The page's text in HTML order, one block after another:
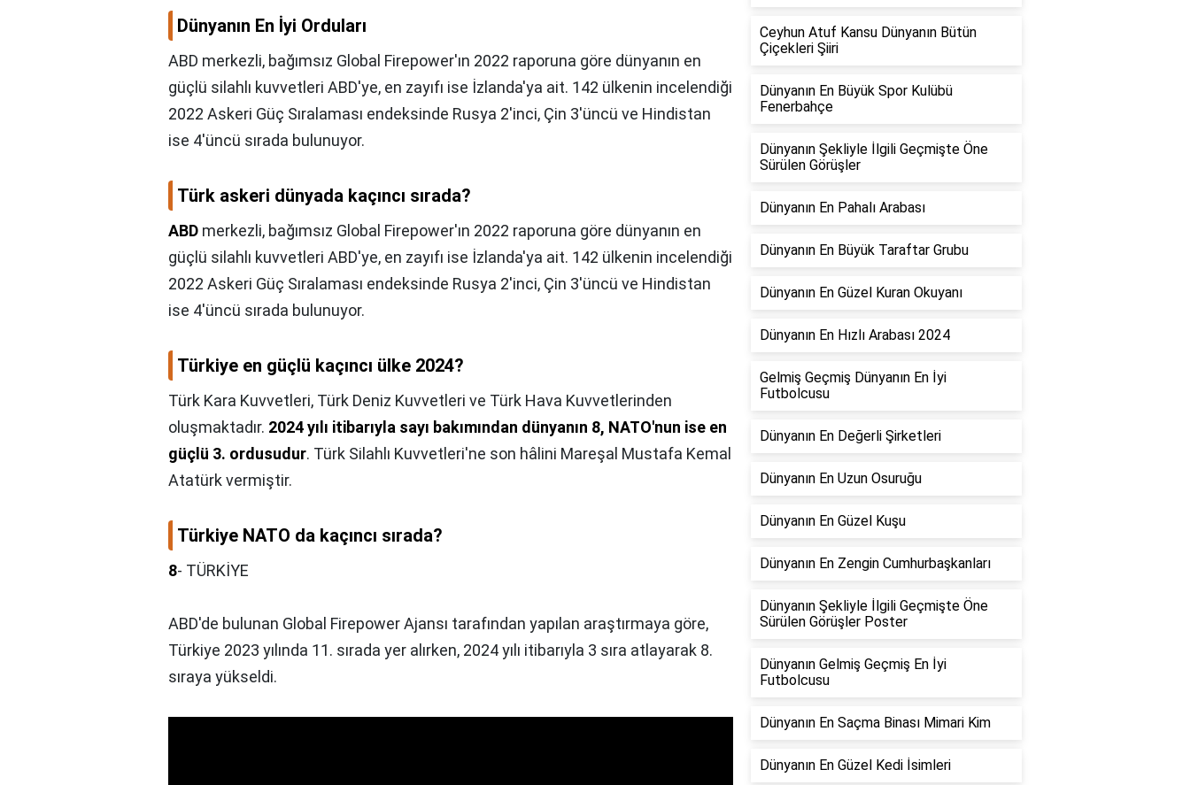
Dünyanın En İyi Orduları
ABD merkezli, bağımsız Global Firepower'ın 2022 raporuna göre dünyanın en
güçlü silahlı kuvvetleri ABD'ye, en zayıfı ise İzlanda'ya ait. 142 ülkenin incelendiği
2022 Askeri Güç Sıralaması endeksinde Rusya 2'inci, Çin 3'üncü ve Hindistan
ise 4'üncü sırada bulunuyor.
Türk askeri dünyada kaçıncı sırada?
ABD merkezli, bağımsız Global Firepower'ın 2022 raporuna göre dünyanın en
güçlü silahlı kuvvetleri ABD'ye, en zayıfı ise İzlanda'ya ait. 142 ülkenin incelendiği
2022 Askeri Güç Sıralaması endeksinde Rusya 2'inci, Çin 3'üncü ve Hindistan
ise 4'üncü sırada bulunuyor.
Türkiye en güçlü kaçıncı ülke 2024?
Türk Kara Kuvvetleri, Türk Deniz Kuvvetleri ve Türk Hava Kuvvetlerinden
oluşmaktadır. 2024 yılı itibarıyla sayı bakımından dünyanın 8, NATO'nun ise en
güçlü 3. ordusudur. Türk Silahlı Kuvvetleri'ne son hâlini Mareşal Mustafa Kemal
Atatürk vermiştir.
Türkiye NATO da kaçıncı sırada?
8- TÜRKİYE
ABD'de bulunan Global Firepower Ajansı tarafından yapılan araştırmaya göre,
Türkiye 2023 yılında 11. sırada yer alırken, 2024 yılı itibarıyla 3 sıra atlayarak 8.
sıraya yükseldi.
Ceyhun Atuf Kansu Dünyanın Bütün
Çiçekleri Şiiri
Dünyanın En Büyük Spor Kulübü
Fenerbahçe
Dünyanın Şekliyle İlgili Geçmişte Öne
Sürülen Görüşler
Dünyanın En Pahalı Arabası
Dünyanın En Büyük Taraftar Grubu
Dünyanın En Güzel Kuran Okuyanı
Dünyanın En Hızlı Arabası 2024
Gelmiş Geçmiş Dünyanın En İyi
Futbolcusu
Dünyanın En Değerli Şirketleri
Dünyanın En Uzun Osuruğu
Dünyanın En Güzel Kuşu
Dünyanın En Zengin Cumhurbaşkanları
Dünyanın Şekliyle İlgili Geçmişte Öne
Sürülen Görüşler Poster
Dünyanın Gelmiş Geçmiş En İyi
Futbolcusu
Dünyanın En Saçma Binası Mimari Kim
Dünyanın En Güzel Kedi İsimleri